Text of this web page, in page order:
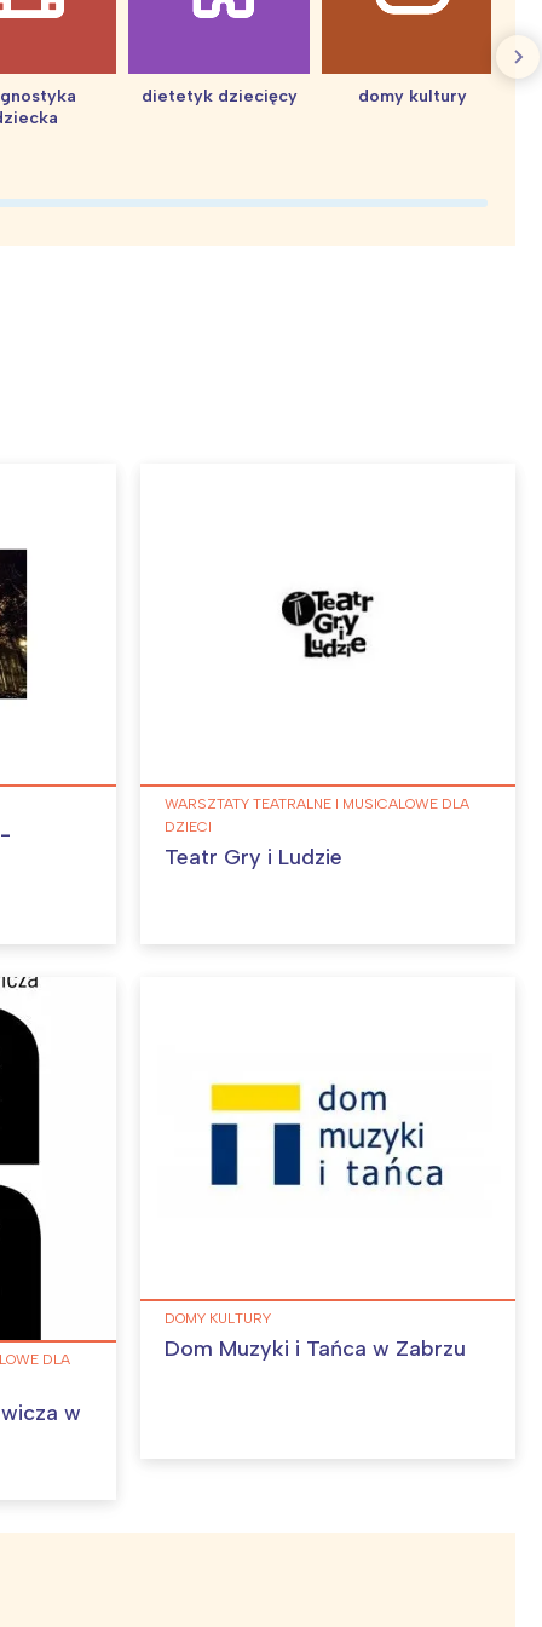
dietetyk dziecięcy
domy kultury
WARSZTATY TEATRALNE I MUSICALOWE DLA
DZIECI
Teatr Gry i Ludzie
DLA
w
DOMY KULTURY
Dom Muzyki i Tańca w Zabrzu